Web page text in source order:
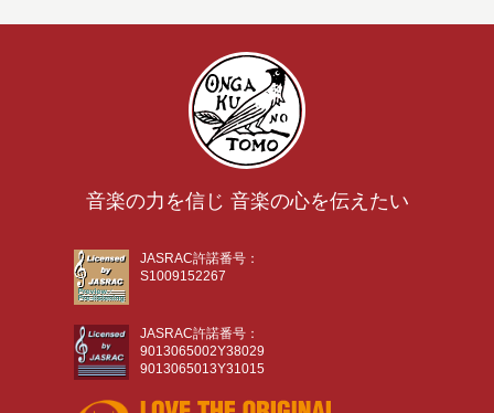
音楽の力を信じ 音楽の心を伝えたい
JASRAC許諾番号：
S1009152267
JASRAC許諾番号：
9013065002Y38029
9013065013Y31015